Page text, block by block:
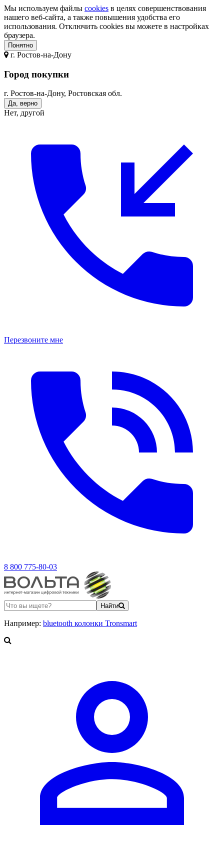
Мы используем файлы cookies в целях совершенствования
нашего веб-сайта, а также повышения удобства его
использования. Отключить cookies вы можете в настройках
браузера.
Понятно
г. Ростов-на-Дону
Город покупки
г. Ростов-на-Дону, Ростовская обл.
Да, верно
Нет, другой
Перезвоните мне
8 800 775-80-03
Найти
Например: bluetooth колонки Tronsmart